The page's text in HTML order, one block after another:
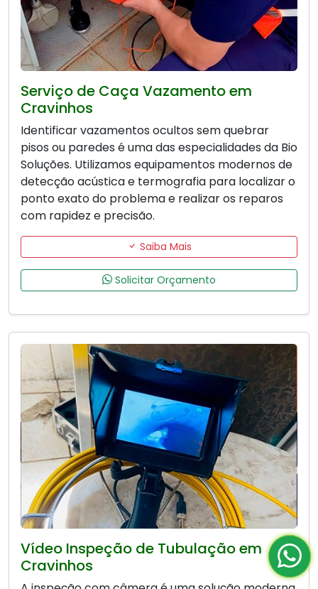
Serviço de Caça Vazamento em
Cravinhos
Identificar vazamentos ocultos sem quebrar
pisos ou paredes é uma das especialidades da Bio
Soluções. Utilizamos equipamentos modernos de
detecção acústica e termografia para localizar o
ponto exato do problema e realizar os reparos
com rapidez e precisão.
Saiba Mais
Solicitar Orçamento
Vídeo Inspeção de Tubulação em
Cravinhos